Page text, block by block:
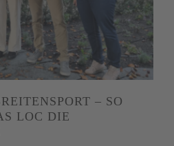
– SO
LOC DIE